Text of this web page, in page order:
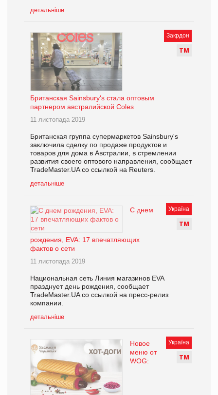
детальніше
Закрдон
ТМ
Британская Sainsbury's стала оптовым
партнером австралийской Coles
11 листопада 2019
Британская группа супермаркетов Sainsbury's
заключила сделку по продаже продуктов и
товаров для дома в Австралии, в стремлении
развития своего оптового направления, сообщает
TradeMaster.UA со ссылкой на Reuters.
детальніше
Україна
ТМ
С днем
рождения, EVA: 17 впечатляющих
фактов о сети
11 листопада 2019
Национальная сеть Линия магазинов EVA
празднует день рождения, сообщает
TradeMaster.UA со ссылкой на пресс-релиз
компании.
детальніше
Україна
ТМ
Новое
меню от
WOG: